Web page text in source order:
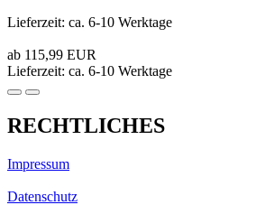
Lieferzeit: ca. 6-10 Werktage
ab 115,99 EUR
Lieferzeit: ca. 6-10 Werktage
RECHTLICHES
Impressum
Datenschutz